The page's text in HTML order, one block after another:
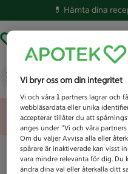
💊 Hämta dina
Vad letar du efter
Vi bryr oss om din integritet
Vi och våra1 partners lagrar och
webbläsardata eller unika
accepterar tillåter du att
anges under ”Vi och våra
Om du väljer Avvisa alla eller
spårare är inaktiverade kan visst
vara mindre relevanta för dig. Du
ändra dina val eller återkalla ditt